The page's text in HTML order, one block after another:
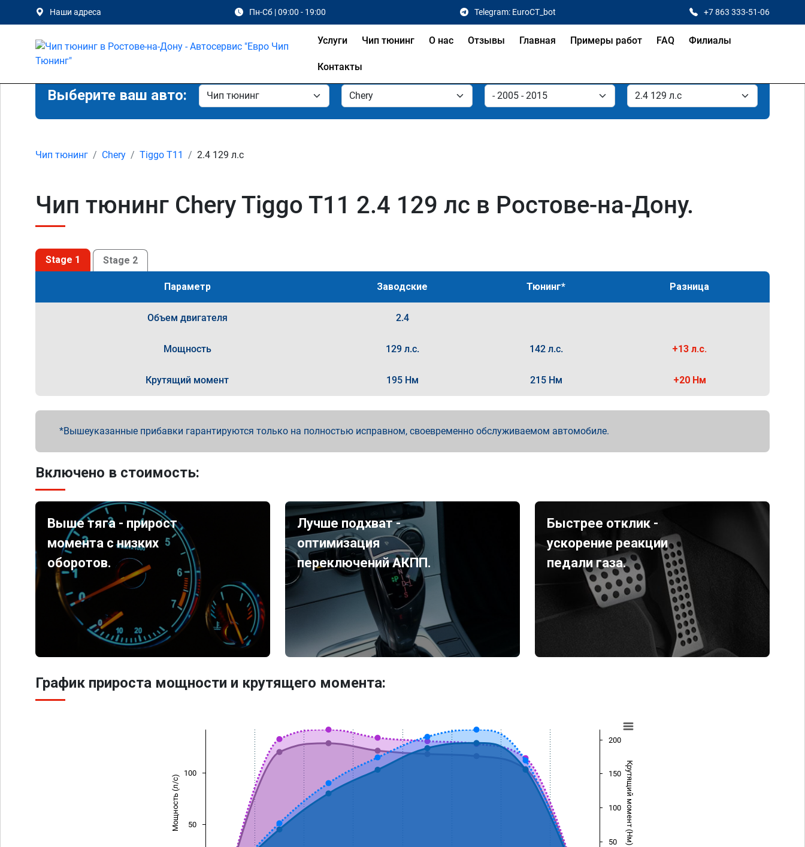
Наши адреса Пн-Сб | 09:00 - 19:00 Telegram: EuroCT_bot +7 863 333-51-06
Услуги Чип тюнинг О нас Отзывы Главная Примеры работ FAQ Филиалы
Контакты
Выберите ваш авто:
Чип тюнинг Chery Tiggo T11 2.4 129 л.с
Чип тюнинг Chery Tiggo T11 2.4 129 лс в Ростове-на-Дону.
Stage 1 Stage 2
Параметр Заводские Тюнинг* Разница
Объем двигателя 2.4
Мощность 129 л.с. 142 л.с. +13 л.с.
Крутящий момент 195 Нм 215 Нм +20 Нм
Вышеуказанные прибавки гарантируются только на полностью исправном, своевременно обслуживаемом автомобиле.
Включено в стоимость:
Выше тяга - прирост
момента с низких
оборотов.
Лучше подхват -
оптимизация
переключений АКПП.
Быстрее отклик -
ускорение реакции
педали газа.
График прироста мощности и крутящего момента:
Мощность (л/с) Крутящий момент (Нм)
50
100
50
100
150
200